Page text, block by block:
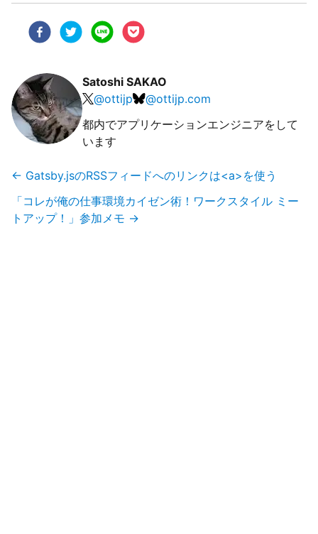
Satoshi SAKAO
@ottijp @ottijp.com
都内でアプリケーションエンジニアをして
います
← Gatsby.jsのRSSフィードへのリンクは<a>を使う
「コレが俺の仕事環境カイゼン術！ワークスタイル ミー
トアップ！」参加メモ →